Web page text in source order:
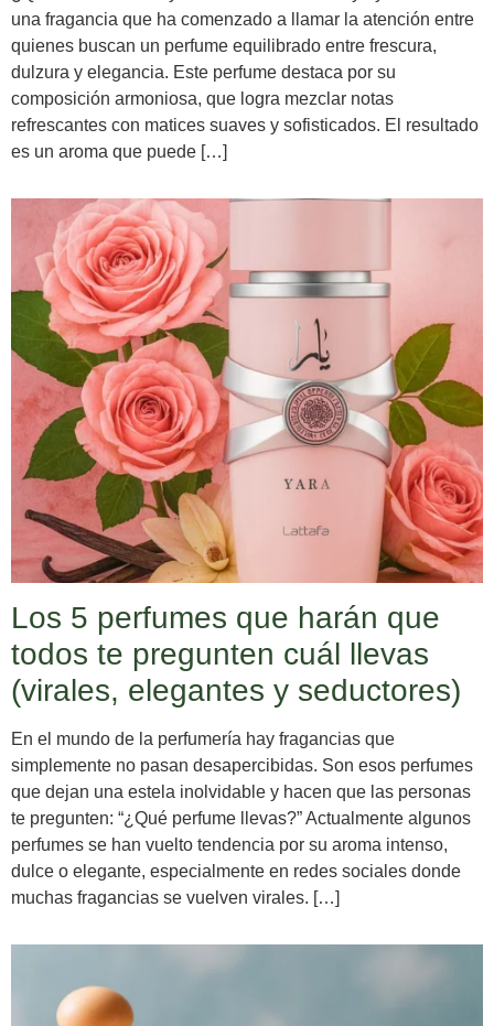
una fragancia que ha comenzado a llamar la atención entre
quienes buscan un perfume equilibrado entre frescura,
dulzura y elegancia. Este perfume destaca por su
composición armoniosa, que logra mezclar notas
refrescantes con matices suaves y sofisticados. El resultado
es un aroma que puede […]
Los 5 perfumes que harán que
todos te pregunten cuál llevas
(virales, elegantes y seductores)
En el mundo de la perfumería hay fragancias que
simplemente no pasan desapercibidas. Son esos perfumes
que dejan una estela inolvidable y hacen que las personas
te pregunten: “¿Qué perfume llevas?” Actualmente algunos
perfumes se han vuelto tendencia por su aroma intenso,
dulce o elegante, especialmente en redes sociales donde
muchas fragancias se vuelven virales. […]